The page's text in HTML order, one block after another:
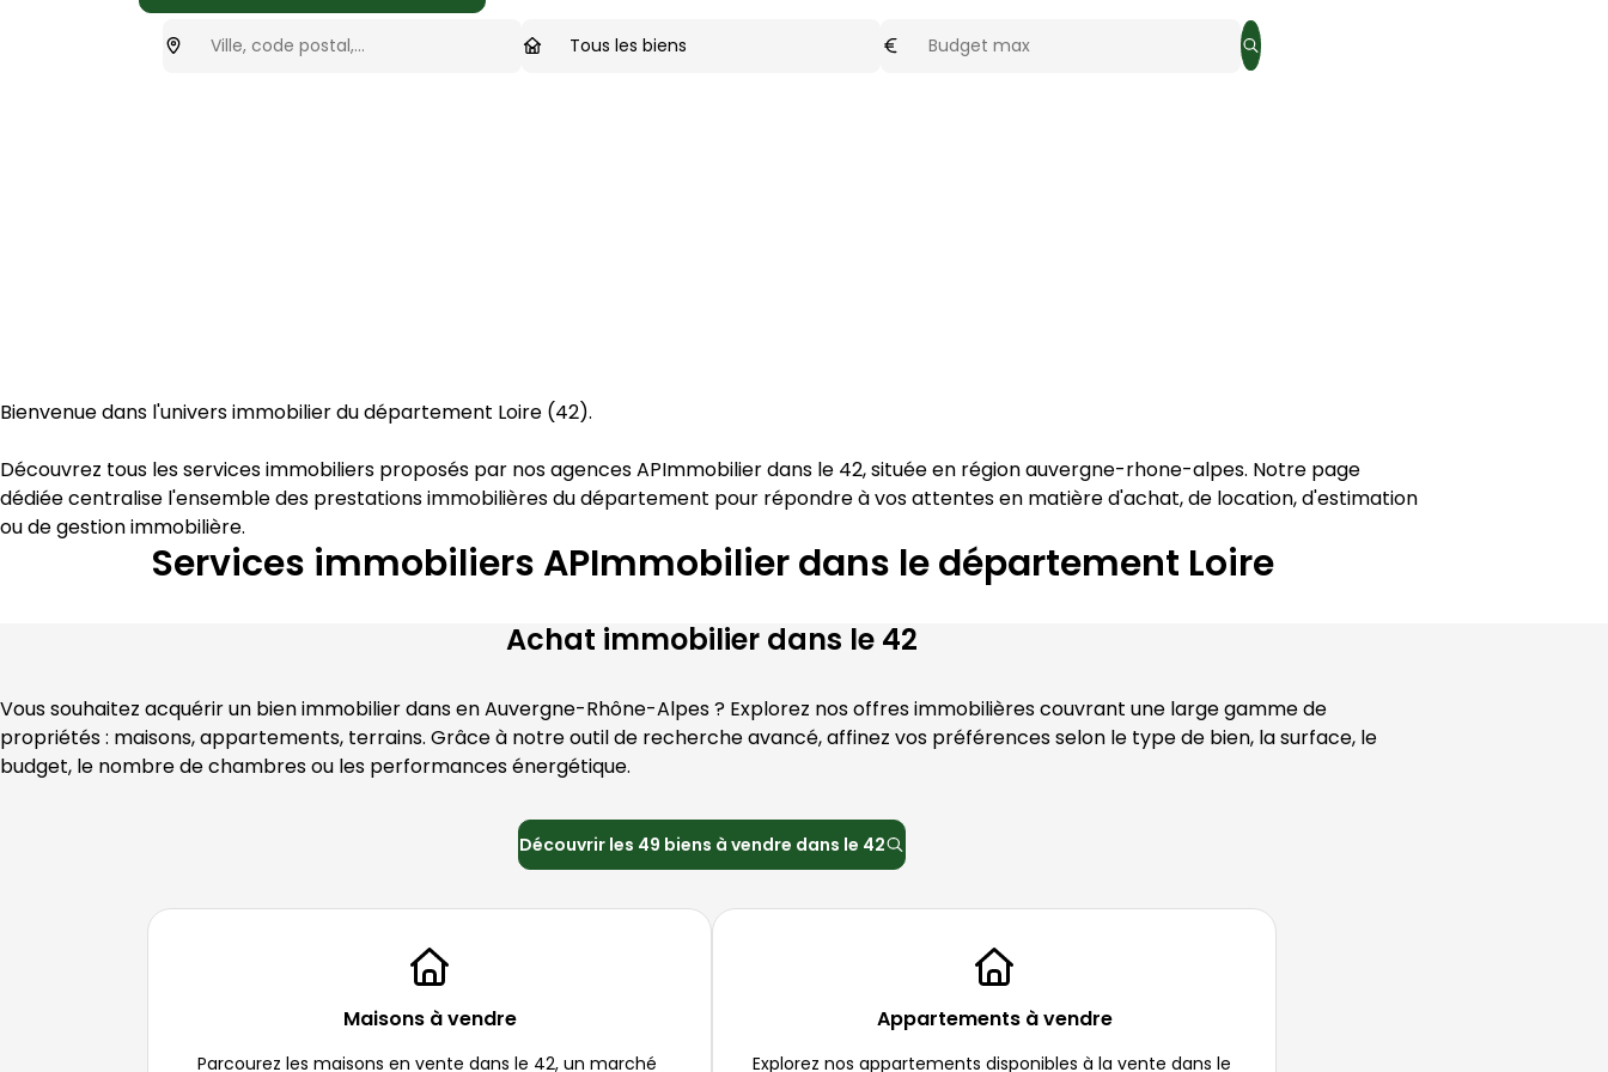
Tous les biens Rechercher
Bienvenue dans l'univers immobilier du département Loire (42).
Découvrez tous les services immobiliers proposés par nos agences APImmobilier dans le 42, située en région auvergne-rhone-alpes. Notre page
dédiée centralise l'ensemble des prestations immobilières du département pour répondre à vos attentes en matière d'achat, de location, d'estimation
ou de gestion immobilière.
Services immobiliers APImmobilierdans le département Loire
Achat immobilier dans le 42
Vous souhaitez acquérir un bien immobilier dans en Auvergne-Rhône-Alpes ? Explorez nos offres immobilières couvrant une large gamme de
propriétés : maisons, appartements, terrains. Grâce à notre outil de recherche avancé, affinez vos préférences selon le type de bien, la surface, le
budget, le nombre de chambres ou les performances énergétique.
Découvrir les 49 biens à vendre dans le 42
Maisons à vendre
Parcourez les maisons en vente dans le 42, un marché
Appartements à vendre